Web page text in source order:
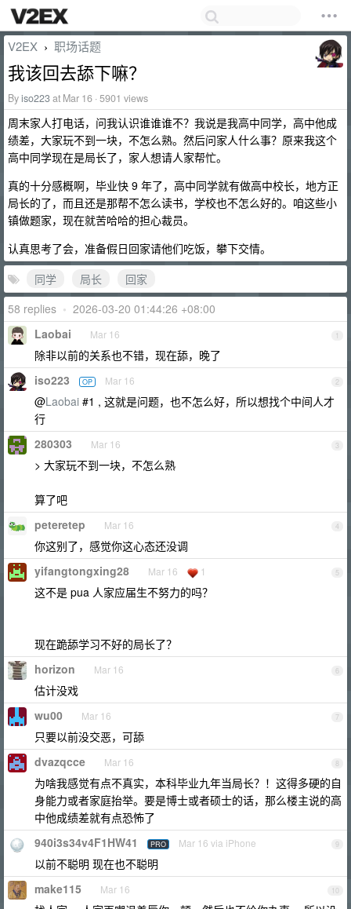
V2EX › 职场话题
我该回去舔下嘛？
Byiso223at Mar 16 · 5901 views
周末家人打电话，问我认识谁谁谁不？我说是我高中同学，高中他成
绩差，大家玩不到一块，不怎么熟。然后问家人什么事？原来我这个
高中同学现在是局长了，家人想请人家帮忙。
真的十分感概啊，毕业快 9 年了，高中同学就有做高中校长，地方正
局长的了，而且还是那帮不怎么读书，学校也不怎么好的。咱这些小
镇做题家，现在就苦哈哈的担心裁员。
认真思考了会，准备假日回家请他们吃饭，攀下交情。
同学
局长
回家
58 replies • 2026-03-20 01:44:26 +08:00
1
Laobai Mar 16
除非以前的关系也不错，现在舔，晚了
2
iso223 OP Mar 16
@Laobai #1 , 这就是问题，也不怎么好，所以想找个中间人才
行
3
280303 Mar 16
> 大家玩不到一块，不怎么熟
算了吧
4
peteretep Mar 16
你这别了，感觉你这心态还没调
5
yifangtongxing28 Mar 16 1
这不是 pua 人家应届生不努力的吗？
现在跪舔学习不好的局长了？
6
horizon Mar 16
估计没戏
7
wu00 Mar 16
只要以前没交恶，可舔
8
dvazqcce Mar 16
为啥我感觉有点不真实，本科毕业九年当局长？！这得多硬的自
身能力或者家庭抬举。要是博士或者硕士的话，那么楼主说的高
中他成绩差就有点恐怖了
9
940i3s34v4F1HW41 PRO Mar 16 via iPhone
以前不聪明 现在也不聪明
10
make115 Mar 16